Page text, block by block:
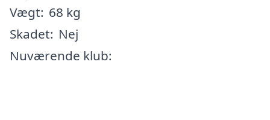
Vægt: 68 kg
Skadet: Nej
Nuværende klub: